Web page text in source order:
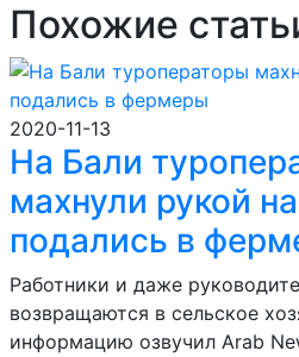
Похожие
2020-11-13
На Бали
махнули рукой
подались в
Работники и даже
возвращаются в сельское
информацию озвучил Arab